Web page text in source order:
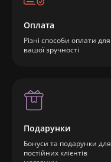
Оплата
Різні способи оплати для
вашої зручності
Подарунки
Бонуси та подарунки для
постійних клієнтів